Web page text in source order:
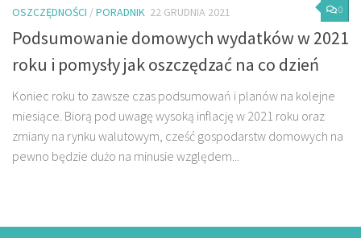
0
OSZCZĘDNOŚCI /PORADNIK 22 GRUDNIA 2021
Podsumowanie domowych wydatków w 2021
roku i pomysły jak oszczędzać na co dzień
Koniec roku to zawsze czas podsumowań i planów na kolejne
miesiące. Biorą pod uwagę wysoką inflację w 2021 roku oraz
zmiany na rynku walutowym, cześć gospodarstw domowych na
pewno będzie dużo na minusie względem...